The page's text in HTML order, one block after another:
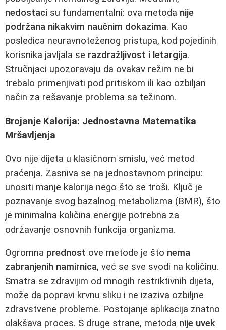
nedostaci su fundamentalni: ova metoda nije
podržana nikakvim naučnim dokazima. Kao
posledica neuravnoteženog pristupa, kod pojedinih
korisnika javljala se razdražljivost i letargija.
Stručnjaci upozoravaju da ovakav režim ne bi
trebalo primenjivati pod pritiskom ili kao ozbiljan
način za rešavanje problema sa težinom.
Brojanje Kalorija: Jednostavna Matematika
Mršavljenja
Ovo nije dijeta u klasičnom smislu, već metod
praćenja. Zasniva se na jednostavnom principu:
unositi manje kalorija nego što se troši. Ključ je
poznavanje svog bazalnog metabolizma (BMR), što
je minimalna količina energije potrebna za
održavanje osnovnih funkcija organizma.
Ogromna prednost ove metode je što nema
zabranjenih namirnica, već se sve svodi na količinu.
Smatra se zdravijim od mnogih restriktivnih dijeta,
može da popravi krvnu sliku i ne izaziva ozbiljne
zdravstvene probleme. Postojanje aplikacija znatno
olakšava proces. S druge strane, metoda nije uvek